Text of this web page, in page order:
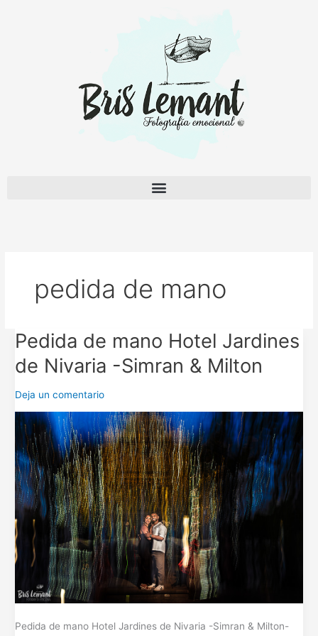
pedida de mano
Pedida de mano Hotel Jardines
de Nivaria -Simran & Milton
Deja un comentario
Pedida de mano Hotel Jardines de Nivaria -Simran & Milton-
Pedida
de
mano
Jardines
de
Nivaria
-
Simran
&
Milton